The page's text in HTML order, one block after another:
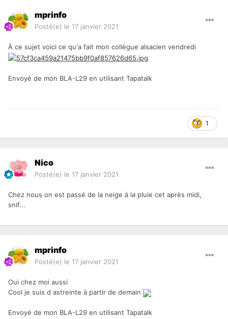
mprinfo
Posté(e) le 17 janvier 2021
À ce sujet voici ce qu'a fait mon collègue alsacien vendredi
Envoyé de mon BLA-L29 en utilisant Tapatalk
1
Nico
Posté(e) le 17 janvier 2021
Chez nous on est passé de la neige à la pluie cet après midi,
snif...
mprinfo
Posté(e) le 17 janvier 2021
Oui chez moi aussi
Cool je suis d astreinte à partir de demain
Envoyé de mon BLA-L29 en utilisant Tapatalk